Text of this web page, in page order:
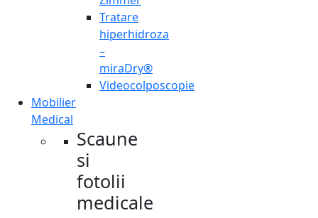
Tratare
hiperhidroza
–
miraDry®
Videocolposcopie
Mobilier
Medical
Scaune
si
fotolii
medicale